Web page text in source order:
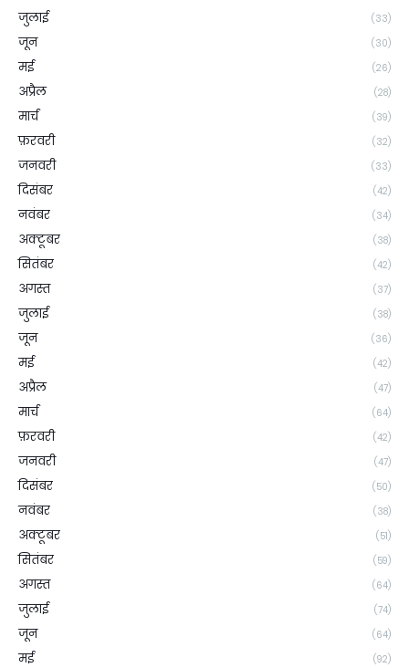
जुलाई (33)
जून (30)
मई (26)
अप्रैल (28)
मार्च (39)
फ़रवरी (32)
जनवरी (33)
दिसंबर (42)
नवंबर (34)
अक्टूबर (38)
सितंबर (42)
अगस्त (37)
जुलाई (38)
जून (36)
मई (42)
अप्रैल (47)
मार्च (64)
फ़रवरी (42)
जनवरी (47)
दिसंबर (50)
नवंबर (38)
अक्टूबर (51)
सितंबर (59)
अगस्त (64)
जुलाई (74)
जून (64)
मई (92)